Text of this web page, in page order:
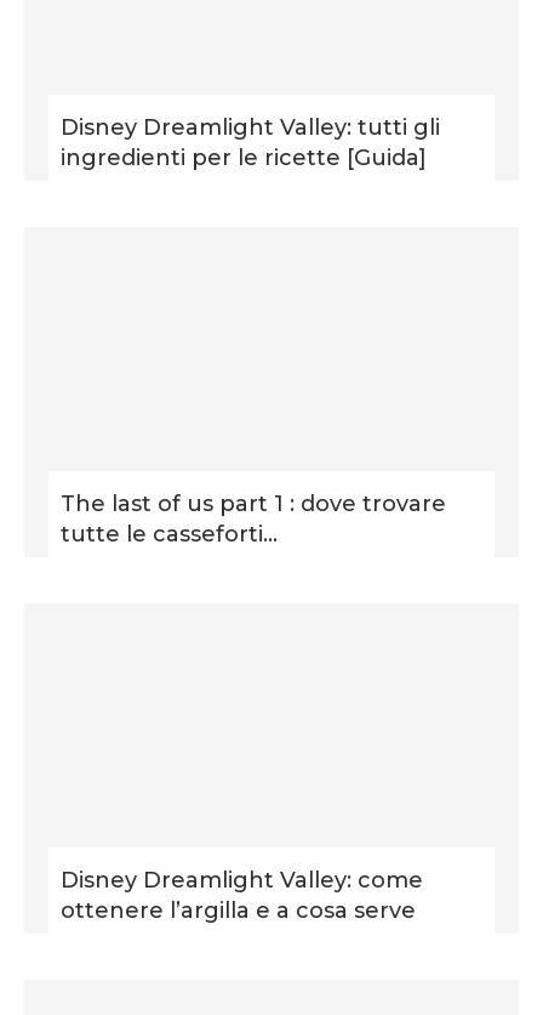
Disney Dreamlight Valley: tutti gli
ingredienti per le ricette [Guida]
The last of us part 1 : dove trovare
tutte le casseforti...
Disney Dreamlight Valley: come
ottenere l’argilla e a cosa serve